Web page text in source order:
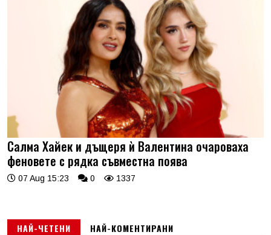
Салма Хайек и дъщеря ѝ Валентина очароваха
феновете с рядка съвместна поява
07 Aug 15:23 0 1337
НАЙ-ЧЕТЕНИ НАЙ-КОМЕНТИРАНИ